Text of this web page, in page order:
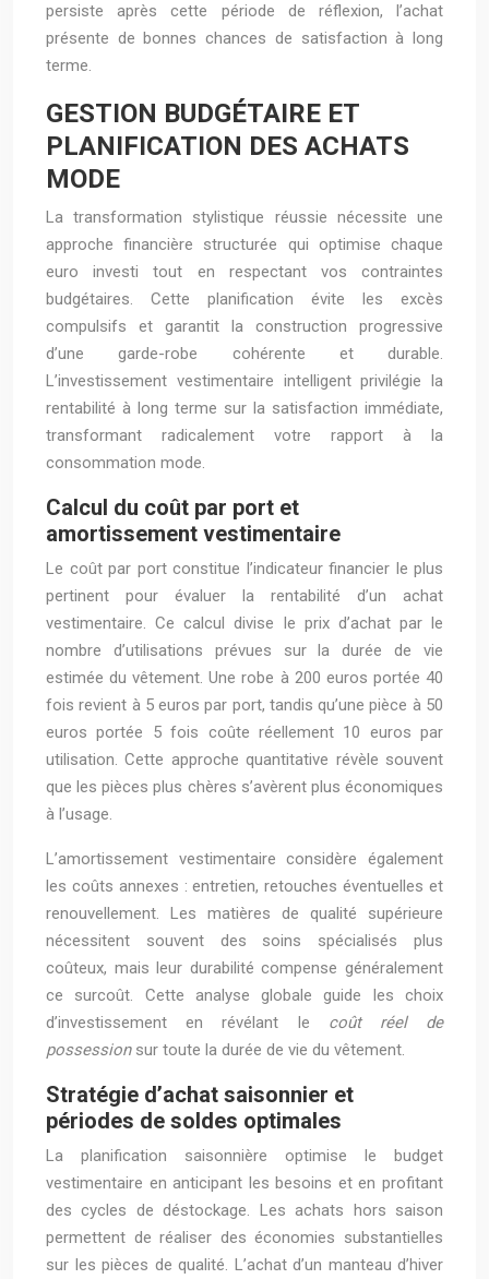
persiste après cette période de réflexion, l’achat
présente de bonnes chances de satisfaction à long
terme.
GESTION BUDGÉTAIRE ET
PLANIFICATION DES ACHATS
MODE
La transformation stylistique réussie nécessite une
approche financière structurée qui optimise chaque
euro investi tout en respectant vos contraintes
budgétaires. Cette planification évite les excès
compulsifs et garantit la construction progressive
d’une garde-robe cohérente et durable.
L’investissement vestimentaire intelligent privilégie la
rentabilité à long terme sur la satisfaction immédiate,
transformant radicalement votre rapport à la
consommation mode.
Calcul du coût par port et
amortissement vestimentaire
Le coût par port constitue l’indicateur financier le plus
pertinent pour évaluer la rentabilité d’un achat
vestimentaire. Ce calcul divise le prix d’achat par le
nombre d’utilisations prévues sur la durée de vie
estimée du vêtement. Une robe à 200 euros portée 40
fois revient à 5 euros par port, tandis qu’une pièce à 50
euros portée 5 fois coûte réellement 10 euros par
utilisation. Cette approche quantitative révèle souvent
que les pièces plus chères s’avèrent plus économiques
à l’usage.
L’amortissement vestimentaire considère également
les coûts annexes : entretien, retouches éventuelles et
renouvellement. Les matières de qualité supérieure
nécessitent souvent des soins spécialisés plus
coûteux, mais leur durabilité compense généralement
ce surcoût. Cette analyse globale guide les choix
d’investissement en révélant le coût réel de
possessionsur toute la durée de vie du vêtement.
Stratégie d’achat saisonnier et
périodes de soldes optimales
La planification saisonnière optimise le budget
vestimentaire en anticipant les besoins et en profitant
des cycles de déstockage. Les achats hors saison
permettent de réaliser des économies substantielles
sur les pièces de qualité. L’achat d’un manteau d’hiver